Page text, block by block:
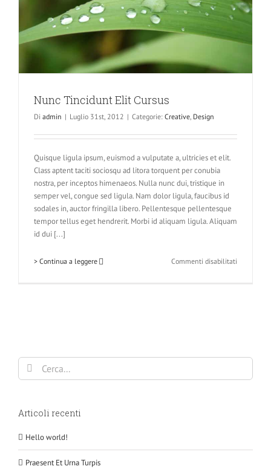
Nunc Tincidunt Elit Cursus
Di admin | Luglio 31st, 2012 | Categorie: Creative, Design
Quisque ligula ipsum, euismod a vulputate a, ultricies et elit.
Class aptent taciti sociosqu ad litora torquent per conubia
nostra, per inceptos himenaeos. Nulla nunc dui, tristique in
semper vel, congue sed ligula. Nam dolor ligula, faucibus id
sodales in, auctor fringilla libero. Pellentesque pellentesque
tempor tellus eget hendrerit. Morbi id aliquam ligula. Aliquam
id dui [...]
> Continua a leggere Commenti disabilitati
Cerca
per:
Articoli recenti
Hello world!
Praesent Et Urna Turpis